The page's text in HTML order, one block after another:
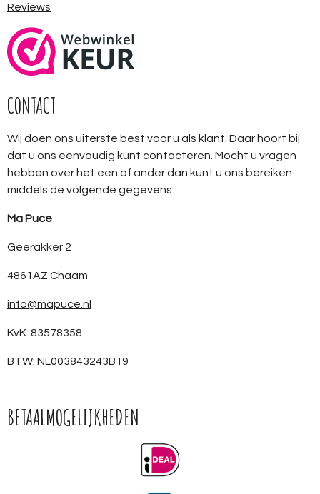
Reviews
CONTACT
Wij doen ons uiterste best voor u als klant. Daar hoort bij
dat u ons eenvoudig kunt contacteren. Mocht u vragen
hebben over het een of ander dan kunt u ons bereiken
middels de volgende gegevens:
Ma Puce
Geerakker 2
4861AZ Chaam
info@mapuce.nl
KvK: 83578358
BTW: NL003843243B19
BETAALMOGELIJKHEDEN